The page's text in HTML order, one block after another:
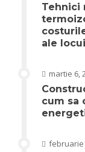
Tehnici
ale
martie 6,
cum sa
februarie